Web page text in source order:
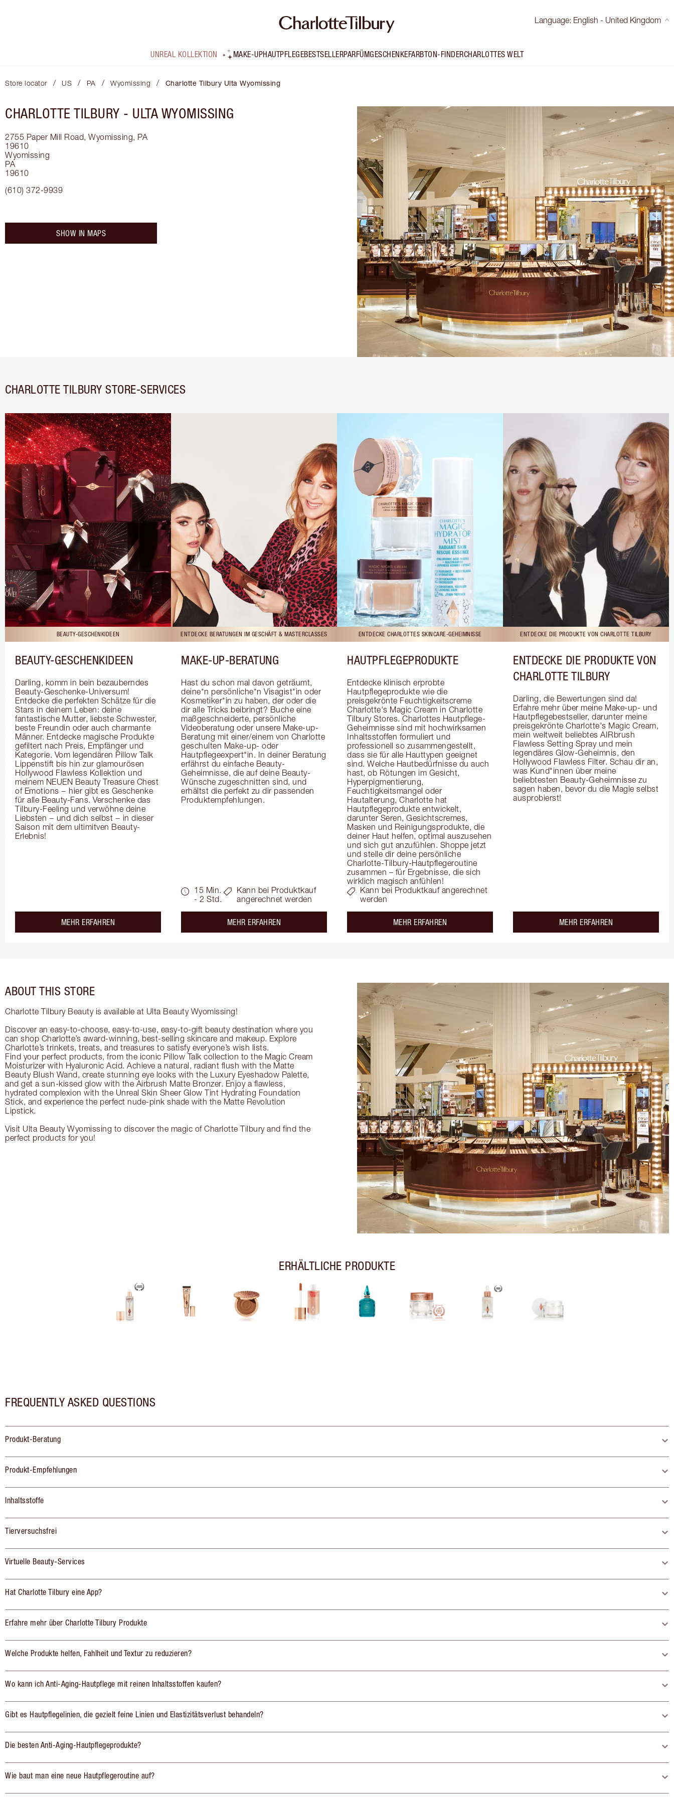
Language: English - United Kingdom
UNREAL KOLLEKTION MAKE-UPHAUTPFLEGEBESTSELLERPARFÜMGESCHENKEFARBTON-FINDERCHARLOTTES WELT
Store locator / US / PA / Wyomissing / Charlotte Tilbury Ulta Wyomissing
CHARLOTTE TILBURY - ULTA WYOMISSING
2755 Paper Mill Road, Wyomissing, PA
19610
Wyomissing
PA
19610
(610) 372-9939
SHOW IN MAPS
CHARLOTTE TILBURY STORE-SERVICES
BEAUTY-GESCHENKIDEEN
BEAUTY-GESCHENKIDEEN
Darling, komm in bein bezauberndes
Beauty-Geschenke-Universum!
Entdecke die perfekten Schätze für die
Stars in deinem Leben: deine
fantastische Mutter, liebste Schwester,
beste Freundin oder auch charmante
Männer. Entdecke magische Produkte
gefiltert nach Preis, Empfänger und
Kategorie. Vom legendären Pillow Talk
Lippenstift bis hin zur glamourösen
Hollywood Flawless Kollektion und
meinem NEUEN Beauty Treasure Chest
of Emotions − hier gibt es Geschenke
für alle Beauty-Fans. Verschenke das
Tilbury-Feeling und verwöhne deine
Liebsten − und dich selbst − in dieser
Saison mit dem ultimitven Beauty-
Erlebnis!
MEHR ERFAHREN
ENTDECKE BERATUNGEN IM GESCHÄFT & MASTERCLASSES
MAKE-UP-BERATUNG
Hast du schon mal davon geträumt,
deine*n persönliche*n Visagist*in oder
Kosmetiker*in zu haben, der oder die
dir alle Tricks beibringt? Buche eine
maßgeschneiderte, persönliche
Videoberatung oder unsere Make-up-
Beratung mit einer/einem von Charlotte
geschulten Make-up- oder
Hautpflegeexpert*in. In deiner Beratung
erfährst du einfache Beauty-
Geheimnisse, die auf deine Beauty-
Wünsche zugeschnitten sind, und
erhältst die perfekt zu dir passenden
Produktempfehlungen.
15 Min.
- 2 Std.
Kann bei Produktkauf
angerechnet werden
MEHR ERFAHREN
ENTDECKE CHARLOTTES SKINCARE-GEHEIMNISSE
HAUTPFLEGEPRODUKTE
Entdecke klinisch erprobte
Hautpflegeprodukte wie die
preisgekrönte Feuchtigkeitscreme
Charlotte's Magic Cream in Charlotte
Tilbury Stores. Charlottes Hautpflege-
Geheimnisse sind mit hochwirksamen
Inhaltsstoffen formuliert und
professionell so zusammengestellt,
dass sie für alle Hauttypen geeignet
sind. Welche Hautbedürfnisse du auch
hast, ob Rötungen im Gesicht,
Hyperpigmentierung,
Feuchtigkeitsmangel oder
Hautalterung, Charlotte hat
Hautpflegeprodukte entwickelt,
darunter Seren, Gesichtscremes,
Masken und Reinigungsprodukte, die
deiner Haut helfen, optimal auszusehen
und sich gut anzufühlen. Shoppe jetzt
und stelle dir deine persönliche
Charlotte-Tilbury-Hautpflegeroutine
zusammen – für Ergebnisse, die sich
wirklich magisch anfühlen!
Kann bei Produktkauf angerechnet
werden
MEHR ERFAHREN
ENTDECKE DIE PRODUKTE VON CHARLOTTE TILBURY
ENTDECKE DIE PRODUKTE VON
CHARLOTTE TILBURY
Darling, die Bewertungen sind da!
Erfahre mehr über meine Make-up- und
Hautpflegebestseller, darunter meine
preisgekrönte Charlotte's Magic Cream,
mein weltweit beliebtes AIRbrush
Flawless Setting Spray und mein
legendäres Glow-Geheimnis, den
Hollywood Flawless Filter. Schau dir an,
was Kund*innen über meine
beliebtesten Beauty-Geheimnisse zu
sagen haben, bevor du die Magie selbst
ausprobierst!
MEHR ERFAHREN
ABOUT THIS STORE
Charlotte Tilbury Beauty is available at Ulta Beauty Wyomissing!
Discover an easy-to-choose, easy-to-use, easy-to-gift beauty destination where you
can shop Charlotte’s award-winning, best-selling skincare and makeup. Explore
Charlotte’s trinkets, treats, and treasures to satisfy everyone’s wish lists.
Find your perfect products, from the iconic Pillow Talk collection to the Magic Cream
Moisturizer with Hyaluronic Acid. Achieve a natural, radiant flush with the Matte
Beauty Blush Wand, create stunning eye looks with the Luxury Eyeshadow Palette,
and get a sun-kissed glow with the Airbrush Matte Bronzer. Enjoy a flawless,
hydrated complexion with the Unreal Skin Sheer Glow Tint Hydrating Foundation
Stick, and experience the perfect nude-pink shade with the Matte Revolution
Lipstick.
Visit Ulta Beauty Wyomissing to discover the magic of Charlotte Tilbury and find the
perfect products for you!
ERHÄLTLICHE PRODUKTE
FREQUENTLY ASKED QUESTIONS
Produkt-Beratung
Produkt-Empfehlungen
Inhaltsstoffe
Tierversuchsfrei
Virtuelle Beauty-Services
Hat Charlotte Tilbury eine App?
Erfahre mehr über Charlotte Tilbury Produkte
Welche Produkte helfen, Fahlheit und Textur zu reduzieren?
Wo kann ich Anti-Aging-Hautpflege mit reinen Inhaltsstoffen kaufen?
Gibt es Hautpflegelinien, die gezielt feine Linien und Elastizitätsverlust behandeln?
Die besten Anti-Aging-Hautpflegeprodukte?
Wie baut man eine neue Hautpflegeroutine auf?